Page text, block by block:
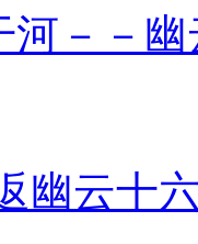
河－－
幽云十